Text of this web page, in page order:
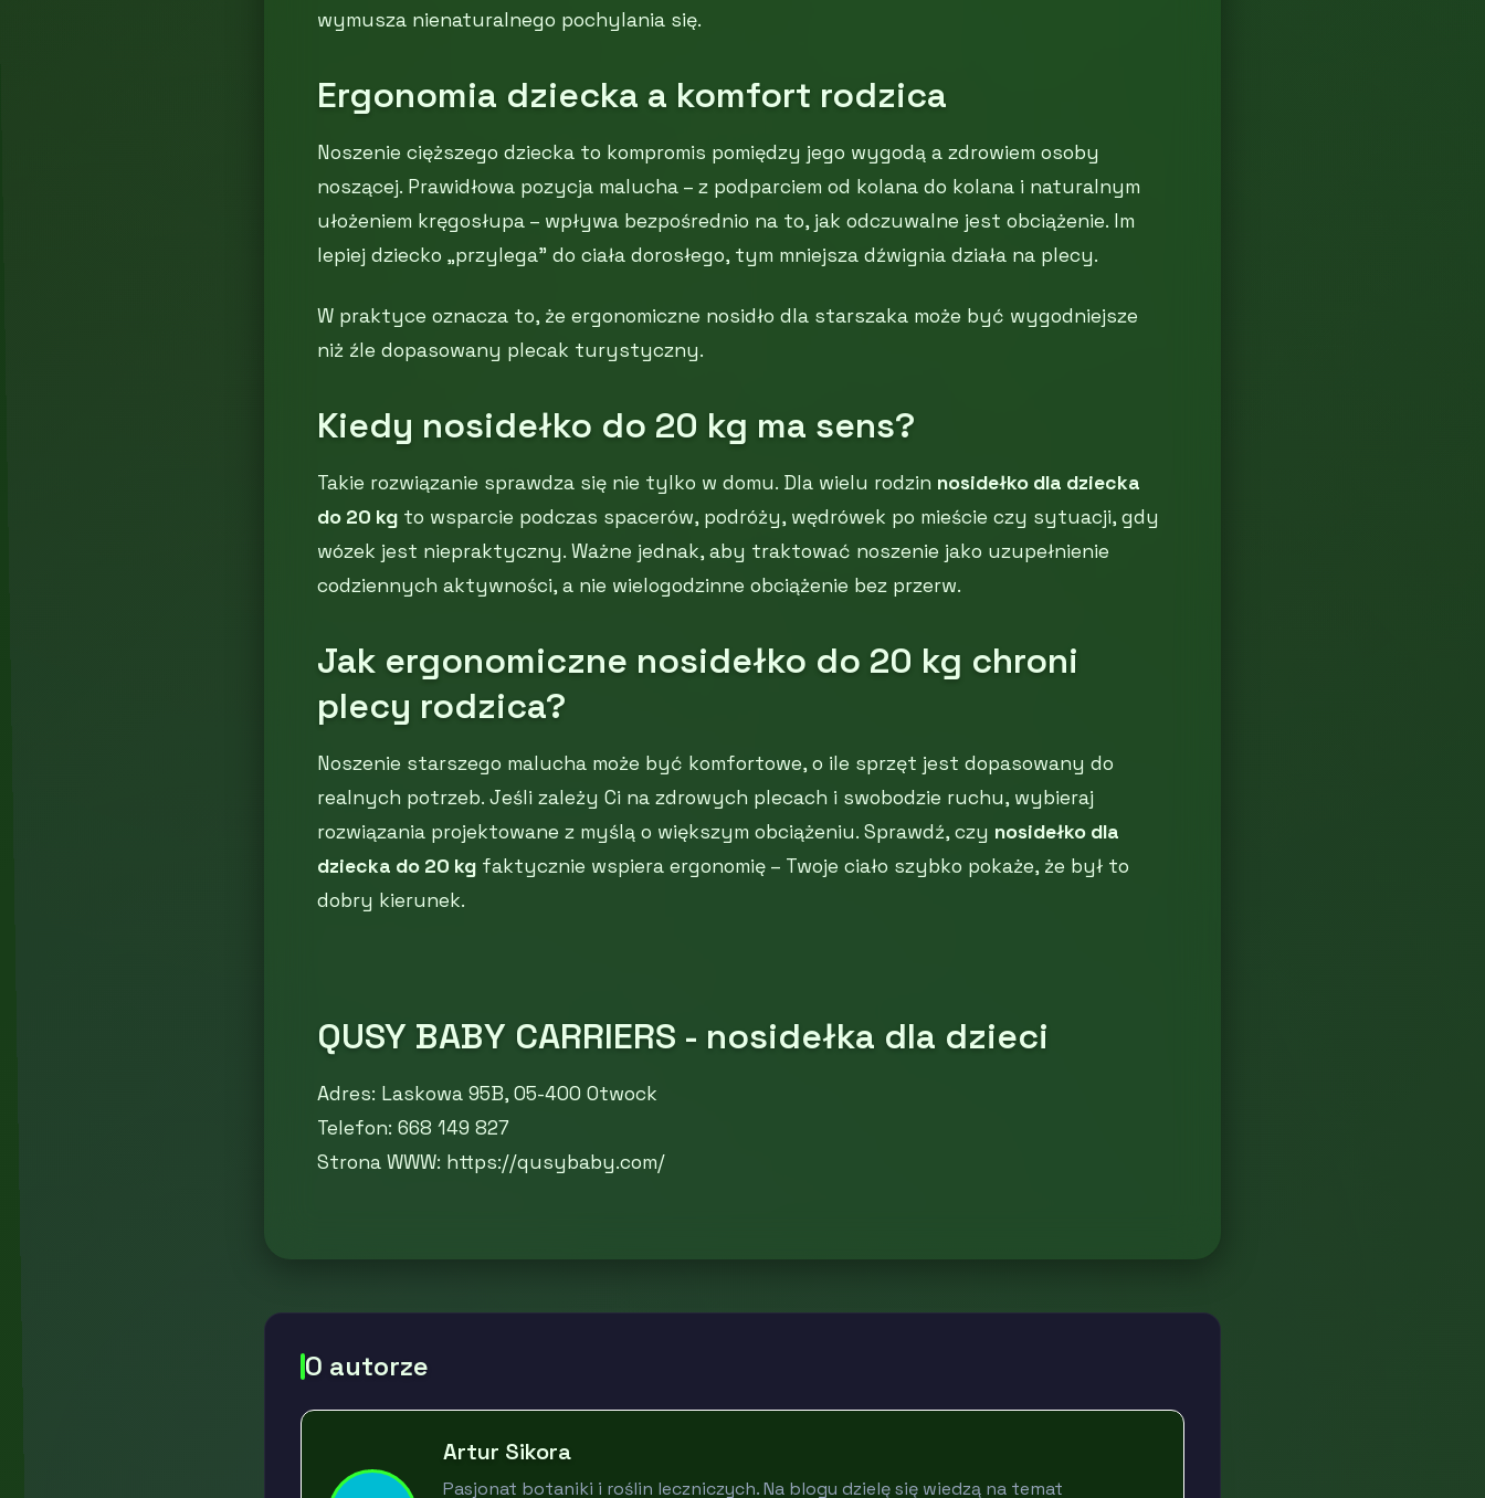
wymusza nienaturalnego pochylania się.
Ergonomia dziecka a komfort rodzica
Noszenie cięższego dziecka to kompromis pomiędzy jego wygodą a zdrowiem osoby
noszącej. Prawidłowa pozycja malucha – z podparciem od kolana do kolana i naturalnym
ułożeniem kręgosłupa – wpływa bezpośrednio na to, jak odczuwalne jest obciążenie. Im
lepiej dziecko „przylega” do ciała dorosłego, tym mniejsza dźwignia działa na plecy.
W praktyce oznacza to, że ergonomiczne nosidło dla starszaka może być wygodniejsze
niż źle dopasowany plecak turystyczny.
Kiedy nosidełko do 20 kg ma sens?
Takie rozwiązanie sprawdza się nie tylko w domu. Dla wielu rodzin nosidełko dla dziecka
do 20 kgto wsparcie podczas spacerów, podróży, wędrówek po mieście czy sytuacji, gdy
wózek jest niepraktyczny. Ważne jednak, aby traktować noszenie jako uzupełnienie
codziennych aktywności, a nie wielogodzinne obciążenie bez przerw.
Jak ergonomiczne nosidełko do 20 kg chroni
plecy rodzica?
Noszenie starszego malucha może być komfortowe, o ile sprzęt jest dopasowany do
realnych potrzeb. Jeśli zależy Ci na zdrowych plecach i swobodzie ruchu, wybieraj
rozwiązania projektowane z myślą o większym obciążeniu. Sprawdź, czy nosidełko dla
dziecka do 20 kgfaktycznie wspiera ergonomię – Twoje ciało szybko pokaże, że był to
dobry kierunek.
QUSY BABY CARRIERS - nosidełka dla dzieci
Adres: Laskowa 95B, 05-400 Otwock
Telefon: 668 149 827
Strona WWW: https://qusybaby.com/
O autorze
Artur Sikora
Pasjonat botaniki i roślin leczniczych. Na blogu dzielę się wiedzą na temat